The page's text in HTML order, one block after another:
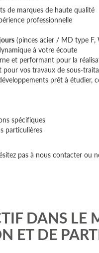
de marques de haute qualité
professionnelle
(pinces acier / MD type F,
à votre écoute
et performant pour la
pour vos travaux de sous-
prêt à étudier,
spécifiques
particulières
pas à nous contacter ou
DANS LE
ET DE